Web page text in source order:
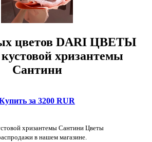
цветов DARI ЦВЕТЫ
хризантемы
Сантини
за 3200 RUR
хризантемы Сантини Цветы
в нашем магазине.